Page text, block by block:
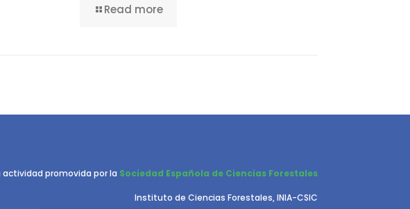
Read more
actividad promovida por la Sociedad Española de Ciencias Forestales
Instituto de Ciencias Forestales, INIA-CSIC